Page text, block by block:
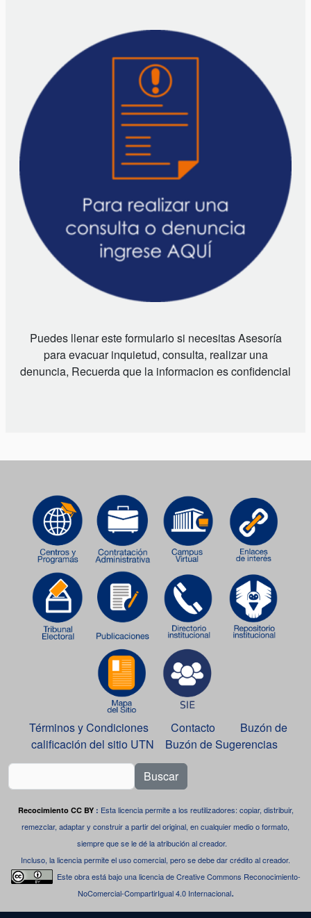
Puedes llenar este formulario si necesitas Asesoría
para evacuar inquietud, consulta, realizar una
denuncia, Recuerda que la informacion es confidencial
Términos y Condiciones Contacto
Buzón de
calificación del sitio UTN
Buzón de Sugerencias
Buscar
Recocimiento CC BY : Esta licencia permite a los reutilizadores: copiar, distribuir,
remezclar, adaptar y construir a partir del original, en cualquier medio o formato,
siempre que se le dé la atribución al creador.
Incluso, la licencia permite el uso comercial, pero se debe dar crédito al creador.
Este obra está bajo unalicencia de Creative Commons Reconocimiento-
NoComercial-CompartirIgual 4.0 Internacional.